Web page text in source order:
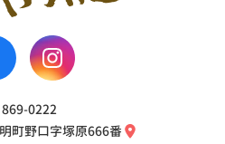
869-0222
町野口字塚原666番